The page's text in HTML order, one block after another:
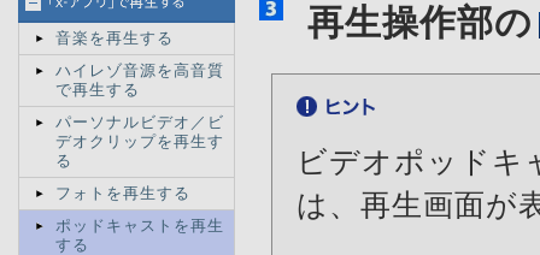
再生操作部の
ビデオポッドキ
は、再生画面が
音楽を再生する
ハイレゾ音源を高音質
で再生する
パーソナルビデオ／ビ
デオクリップを再生す
る
フォトを再生する
ポッドキャストを再生
する